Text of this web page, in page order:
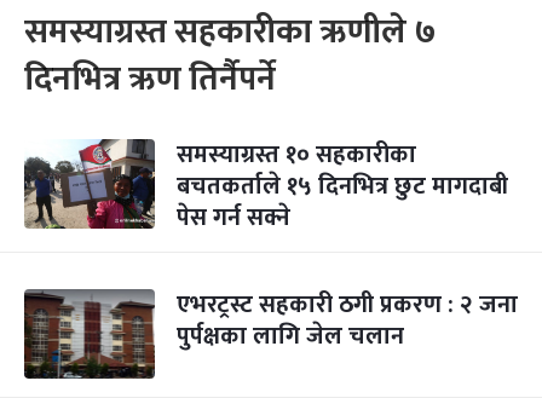
समस्याग्रस्त सहकारीका ऋणीले ७
दिनभित्र ऋण तिर्नैपर्ने
समस्याग्रस्त १० सहकारीका
बचतकर्ताले १५ दिनभित्र छुट मागदाबी
पेस गर्न सक्ने
एभरट्रस्ट सहकारी ठगी प्रकरण : २ जना
पुर्पक्षका लागि जेल चलान